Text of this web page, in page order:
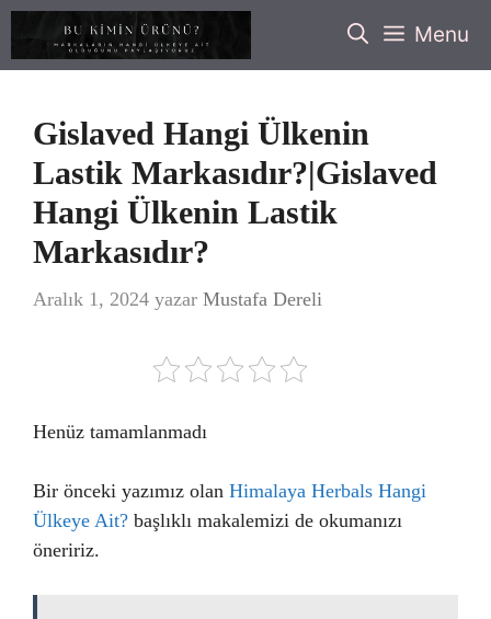
İçeriğe
Menu
Gislaved Hangi Ülkenin
Lastik Markasıdır?|Gislaved
Hangi Ülkenin Lastik
Markasıdır?
Aralık 1, 2024 yazar Mustafa Dereli
Henüz tamamlanmadı
Bir önceki yazımız olan Himalaya Herbals Hangi
Ülkeye Ait? başlıklı makalemizi de okumanızı
öneririz.